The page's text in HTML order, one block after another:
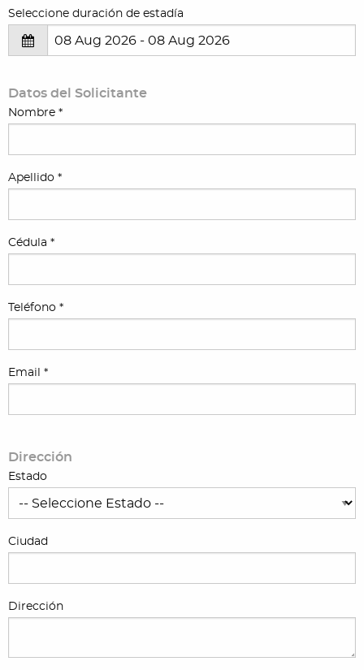
Seleccione duración de estadía
Datos del Solicitante
Nombre *
Apellido *
Cédula *
Teléfono *
Email *
Dirección
Estado
Ciudad
Dirección